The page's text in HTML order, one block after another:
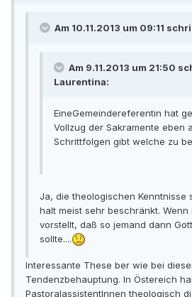
Am 10.11.2013 um 09:11
Am 9.11.2013 um 21:50
Laurentina:
EineGemeindereferentin hat
Vollzug der Sakramente eben
Schrittfolgen gibt welche zu
Ja, die theologischen Kenntnisse
halt meist sehr beschränkt. Wenn
vorstellt, daß so jemand dann
sollte....
Interessante These ber wie bei
Tendenzbehauptung. In Östereich
PastoralassistentInnen theologisch